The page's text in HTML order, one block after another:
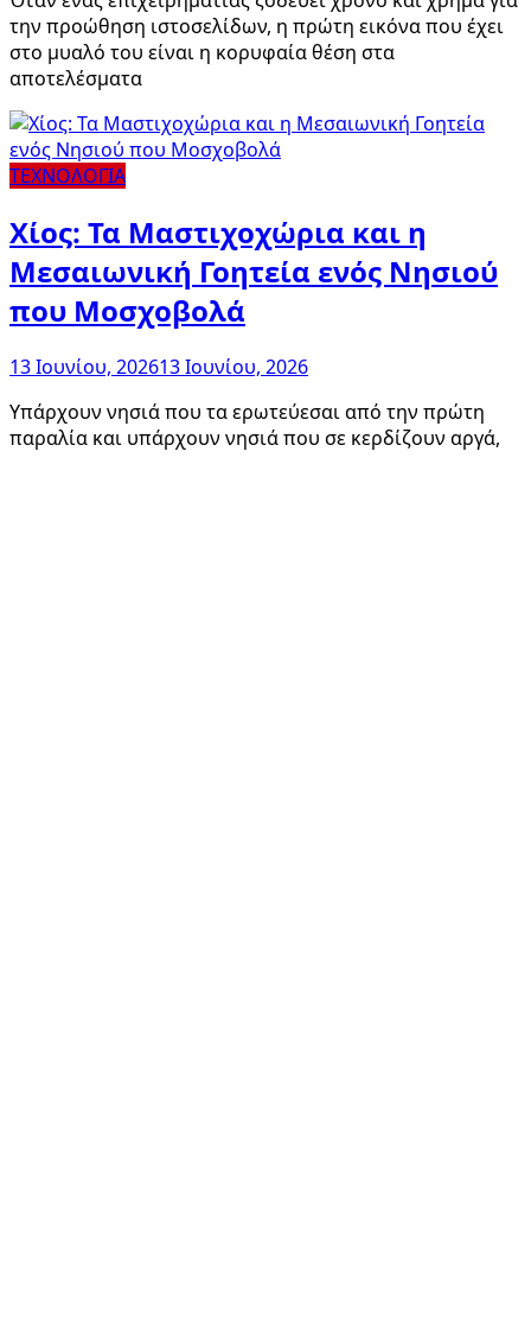
την προώθηση ιστοσελίδων, η πρώτη εικόνα που έχει
στο μυαλό του είναι η κορυφαία θέση στα
αποτελέσματα
ΤΕΧΝΟΛΟΓΙΑ
Χίος: Τα Μαστιχοχώρια και η
Μεσαιωνική Γοητεία ενός Νησιού
που Μοσχοβολά
13 Ιουνίου, 202613 Ιουνίου, 2026
Υπάρχουν νησιά που τα ερωτεύεσαι από την πρώτη
παραλία και υπάρχουν νησιά που σε κερδίζουν αργά,